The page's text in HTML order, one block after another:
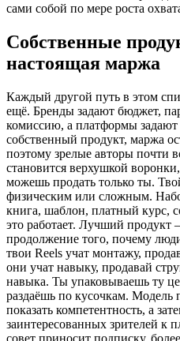
сами собой по мере роста
Собственные
настоящая маржа
Каждый другой путь в этом
ещё. Бренды задают бюджет,
комиссию, а платформы
собственный продукт, маржа
поэтому зрелые авторы почти
становится верхушкой
можешь продать только ты.
физическим или сложным.
книга, шаблон, платный курс,
это работает. Лучший
продолжение того, почему
твои Reels учат монтажу,
они учат навыку, продавай
навыка. Ты упаковываешь ту
раздаёшь по кусочкам. Модель
показать компетентность, а
заинтересованных зрителей к
совет приносит подписку,